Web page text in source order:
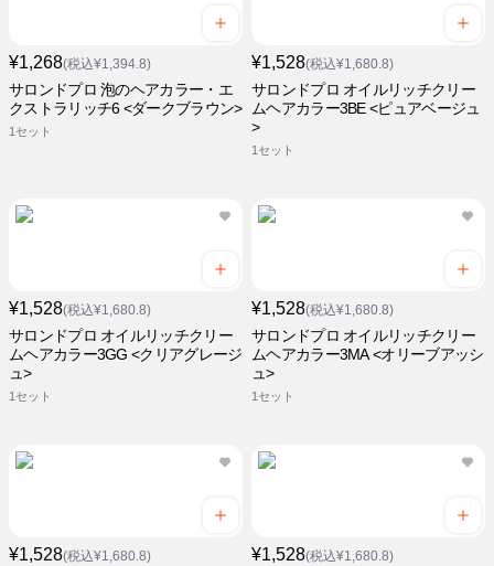
¥1,268(税込¥1,394.8)
サロンドプロ 泡のヘアカラー・エ
クストラリッチ6 <ダークブラウン>
1セット
¥1,528(税込¥1,680.8)
サロンドプロ オイルリッチクリー
ムヘアカラー3BE <ピュアベージュ
>
1セット
¥1,528(税込¥1,680.8)
サロンドプロ オイルリッチクリー
ムヘアカラー3GG <クリアグレージ
ュ>
1セット
¥1,528(税込¥1,680.8)
サロンドプロ オイルリッチクリー
ムヘアカラー3MA <オリーブアッシ
ュ>
1セット
¥1,528(税込¥1,680.8) ¥1,528(税込¥1,680.8)